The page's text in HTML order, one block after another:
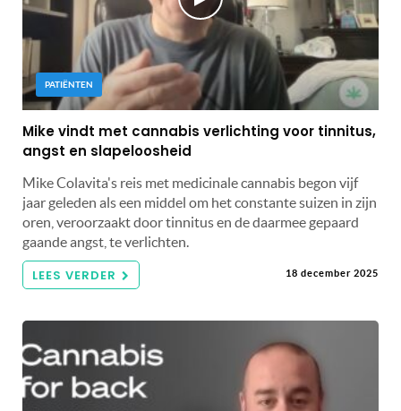
PATIËNTEN
Mike vindt met cannabis verlichting voor tinnitus,
angst en slapeloosheid
Mike Colavita's reis met medicinale cannabis begon vijf
jaar geleden als een middel om het constante suizen in zijn
oren, veroorzaakt door tinnitus en de daarmee gepaard
gaande angst, te verlichten.
LEES VERDER 18 december 2025